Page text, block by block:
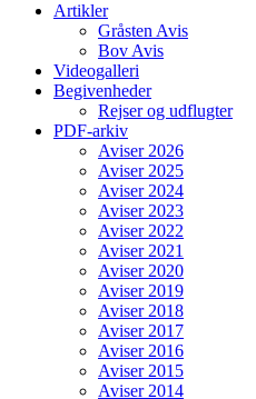
Artikler
Gråsten Avis
Bov Avis
Videogalleri
Begivenheder
Rejser og udflugter
PDF-arkiv
Aviser 2026
Aviser 2025
Aviser 2024
Aviser 2023
Aviser 2022
Aviser 2021
Aviser 2020
Aviser 2019
Aviser 2018
Aviser 2017
Aviser 2016
Aviser 2015
Aviser 2014